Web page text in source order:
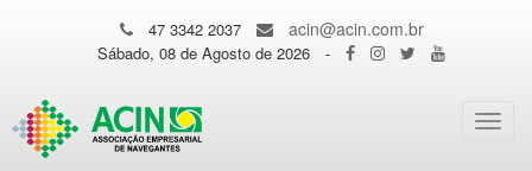
47 3342 2037 acin@acin.com.br
Sábado, 08 de Agosto de 2026 -